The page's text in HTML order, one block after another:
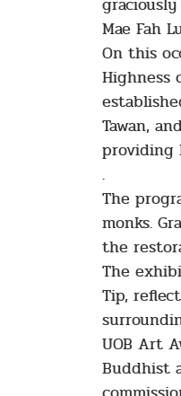
Mae Fah
On this
Highness
Tawan,
providing
.
The
monks.
the
The
Tip,
UOB Art
Buddhist